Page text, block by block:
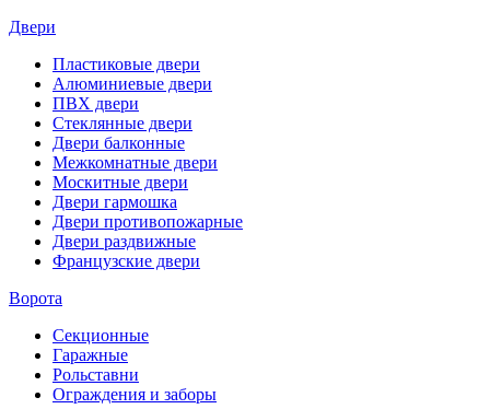
Двери
Пластиковые двери
Алюминиевые двери
ПВХ двери
Стеклянные двери
Двери балконные
Межкомнатные двери
Москитные двери
Двери гармошка
Двери противопожарные
Двери раздвижные
Французские двери
Ворота
Секционные
Гаражные
Рольставни
Ограждения и заборы